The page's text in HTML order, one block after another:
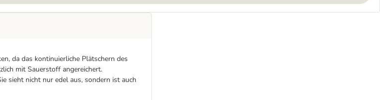
da das kontinuierliche Plätschern des
mit Sauerstoff angereichert.
sieht nicht nur edel aus, sondern ist auch